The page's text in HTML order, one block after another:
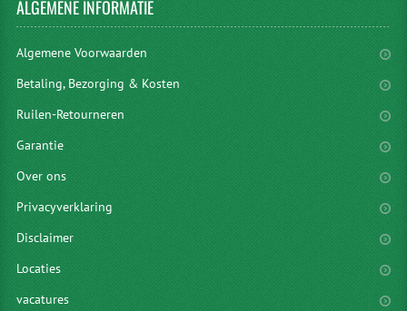
ALGEMENEINFORMATIE
Algemene Voorwaarden
Betaling, Bezorging & Kosten
Ruilen-Retourneren
Garantie
Over ons
Privacyverklaring
Disclaimer
Locaties
vacatures